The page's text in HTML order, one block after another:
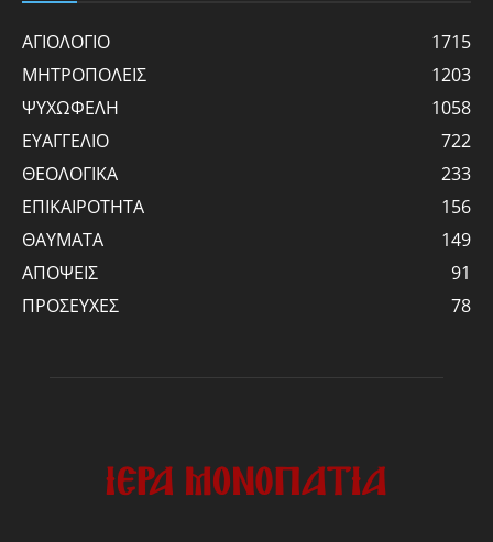
ΑΓΙΟΛΟΓΙΟ
1715
ΜΗΤΡΟΠΟΛΕΙΣ
1203
ΨΥΧΩΦΕΛΗ
1058
ΕΥΑΓΓΕΛΙΟ
722
ΘΕΟΛΟΓΙΚΑ
233
ΕΠΙΚΑΙΡΟΤΗΤΑ
156
ΘΑΥΜΑΤΑ
149
ΑΠΟΨΕΙΣ
91
ΠΡΟΣΕΥΧΕΣ
78